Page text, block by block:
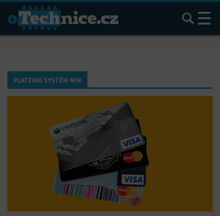
Hledat
PLATEBNÍ SYSTÉM MIR